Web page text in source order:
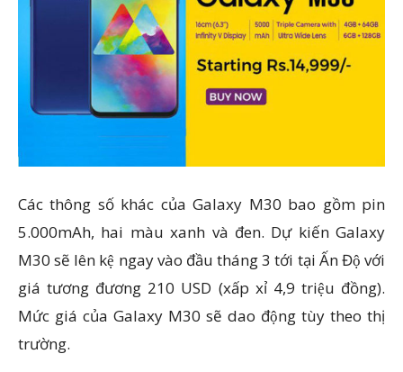
Các thông số khác của Galaxy M30 bao gồm pin
5.000mAh, hai màu xanh và đen. Dự kiến Galaxy
M30 sẽ lên kệ ngay vào đầu tháng 3 tới tại Ấn Độ với
giá tương đương 210 USD (xấp xỉ 4,9 triệu đồng).
Mức giá của Galaxy M30 sẽ dao động tùy theo thị
trường.